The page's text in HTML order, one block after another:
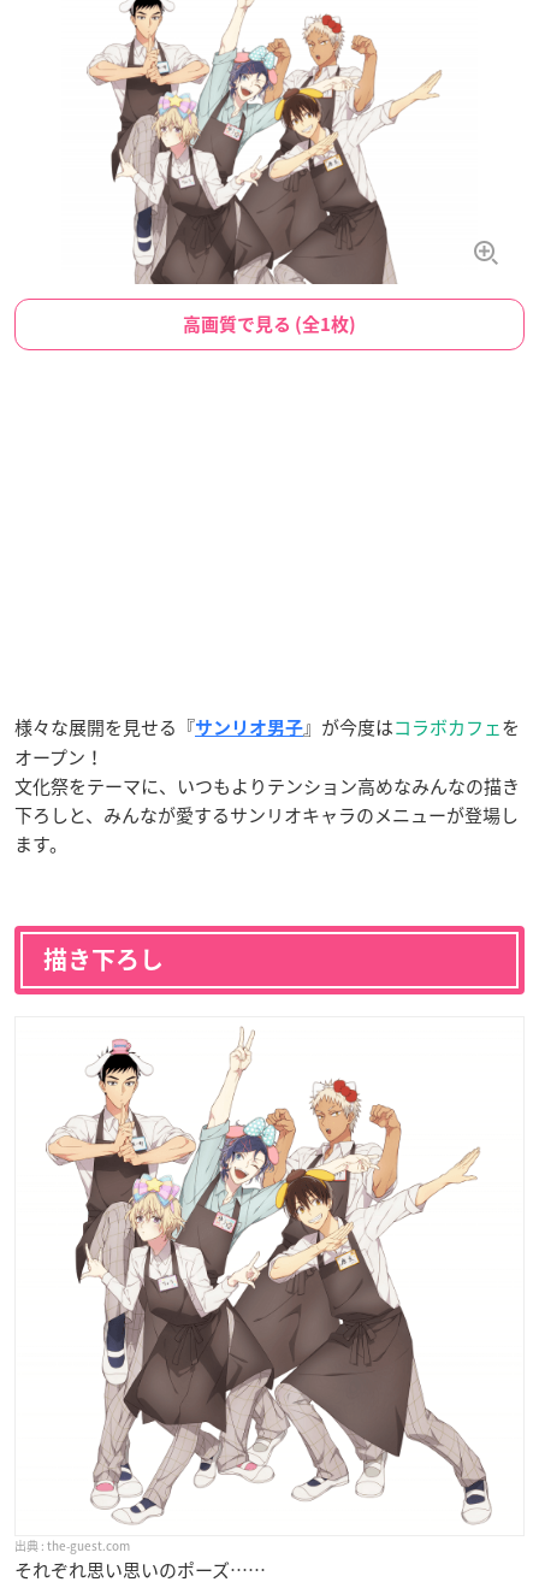
高画質で見る (全1枚)
様々な展開を見せる『サンリオ男子』が今度はコラボカフェを
オープン！
文化祭をテーマに、いつもよりテンション高めなみんなの描き
下ろしと、みんなが愛するサンリオキャラのメニューが登場し
ます。
描き下ろし
the-guest.com
それぞれ思い思いのポーズ……